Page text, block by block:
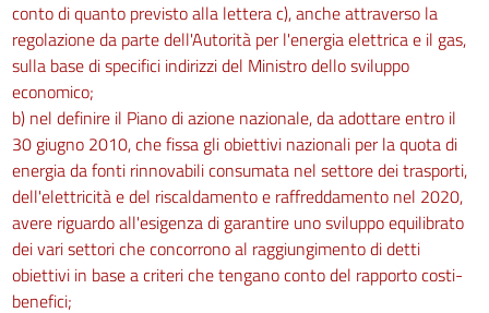
conto di quanto previsto alla lettera c), anche attraverso la
regolazione da parte dell'Autorità per l'energia elettrica e il gas,
sulla base di specifici indirizzi del Ministro dello sviluppo
economico;
b) nel definire il Piano di azione nazionale, da adottare entro il
30 giugno 2010, che fissa gli obiettivi nazionali per la quota di
energia da fonti rinnovabili consumata nel settore dei trasporti,
dell'elettricità e del riscaldamento e raffreddamento nel 2020,
avere riguardo all'esigenza di garantire uno sviluppo equilibrato
dei vari settori che concorrono al raggiungimento di detti
obiettivi in base a criteri che tengano conto del rapporto costi-
benefici;